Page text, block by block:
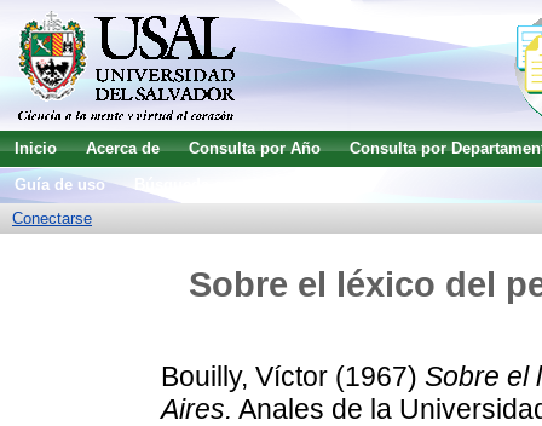
Inicio Acerca de Consulta por Año
Consulta por
Guía de uso
Conectarse
Sobre el léxico del
Bouilly, Víctor (1967) Sobre el
Aires. Anales de la